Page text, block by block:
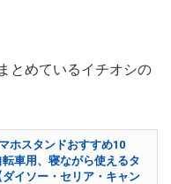
とめているイチオシの
ホスタンドおすすめ10
車用、寝ながら使えるタ
ダイソー・セリア・キャン